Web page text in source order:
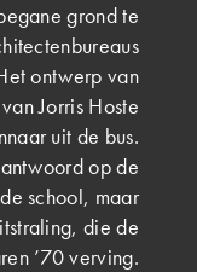
grond te
ontwerp van
Jorris Hoste
uit de bus.
op de
school, maar
die de
’70 verving.